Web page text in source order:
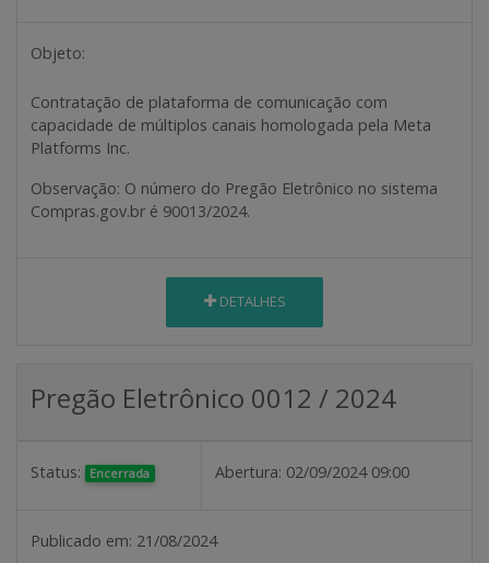
Objeto:
Contratação de plataforma de comunicação com
capacidade de múltiplos canais homologada pela Meta
Platforms Inc.
Observação: O número do Pregão Eletrônico no sistema
Compras.gov.br é 90013/2024.
DETALHES
Pregão Eletrônico 0012 / 2024
Status: Encerrada Abertura: 02/09/2024 09:00
Publicado em: 21/08/2024